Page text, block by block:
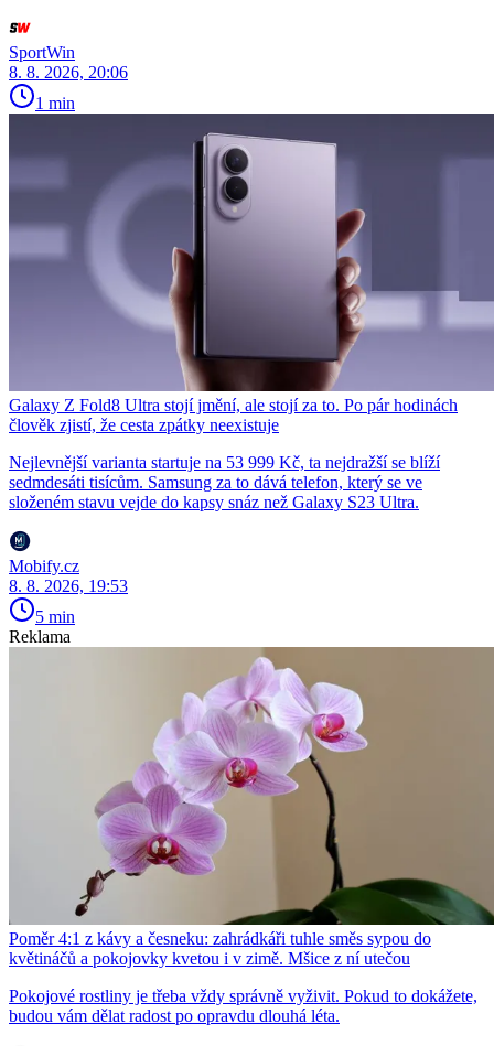
SportWin
8. 8. 2026, 20:06
1 min
Galaxy Z Fold8 Ultra stojí jmění, ale stojí za to. Po pár hodinách
člověk zjistí, že cesta zpátky neexistuje
Nejlevnější varianta startuje na 53 999 Kč, ta nejdražší se blíží
sedmdesáti tisícům. Samsung za to dává telefon, který se ve
složeném stavu vejde do kapsy snáz než Galaxy S23 Ultra.
Mobify.cz
8. 8. 2026, 19:53
5 min
Reklama
Poměr 4:1 z kávy a česneku: zahrádkáři tuhle směs sypou do
květináčů a pokojovky kvetou i v zimě. Mšice z ní utečou
Pokojové rostliny je třeba vždy správně vyživit. Pokud to dokážete,
budou vám dělat radost po opravdu dlouhá léta.